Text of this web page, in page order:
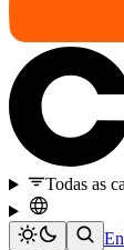
Todas as